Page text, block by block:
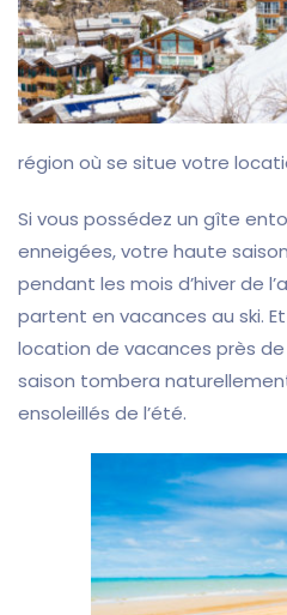
région où se situe votre
Si vous possédez un gîte
enneigées, votre haute
pendant les mois d’hiver de
partent en vacances au ski.
location de vacances près
saison tombera
ensoleillés de l’été.